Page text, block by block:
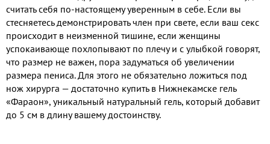
считать себя по-настоящему уверенным в себе. Если вы
стесняетесь демонстрировать член при свете, если ваш секс
происходит в неизменной тишине, если женщины
успокаивающе похлопывают по плечу и с улыбкой говорят,
что размер не важен, пора задуматься об увеличении
размера пениса. Для этого не обязательно ложиться под
нож хирурга — достаточно купить в Нижнекамске гель
«Фараон», уникальный натуральный гель, который добавит
до 5 см в длину вашему достоинству.